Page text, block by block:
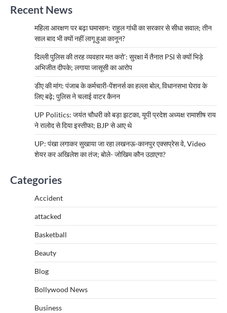
Recent News
महिला आरक्षण पर बढ़ा घमासान: राहुल गांधी का सरकार से सीधा सवाल; तीन
साल बाद भी क्यों नहीं लागू हुआ कानून?
दिल्ली पुलिस की तरह व्यवहार मत करो’: सुरक्षा में तैनात PSI से क्यों भिड़े
अभिजीत दीपके; लगाया जासूसी का आरोप
डीए की मांग: पंजाब के कर्मचारी-पेंशनर्स का हल्ला बोल, विधानसभा घेराव के
लिए बढ़े; पुलिस ने चलाई वाटर कैनन
UP Politics: जयंत चौधरी को बड़ा झटका, यूपी प्रदेश अध्यक्ष रामाशीष राय
ने रालोद से दिया इस्तीफा; BJP से आए थे
UP: पंखा लगाकर सुखाया जा रहा लखनऊ-कानपुर एक्सप्रेस वे, Video
शेयर कर अखिलेश का तंज; बोले- जोखिम कौन उठाएगा?
Categories
Accident
attacked
Basketball
Beauty
Blog
Bollywood News
Business